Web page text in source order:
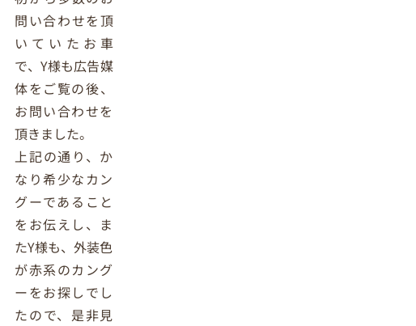
問い合わせを頂
いていたお車
で、Y様も広告媒
体をご覧の後、
お問い合わせを
頂きました。
上記の通り、か
なり希少なカン
グーであること
をお伝えし、ま
たY様も、外装色
が赤系のカング
ーをお探しでし
たので、是非見